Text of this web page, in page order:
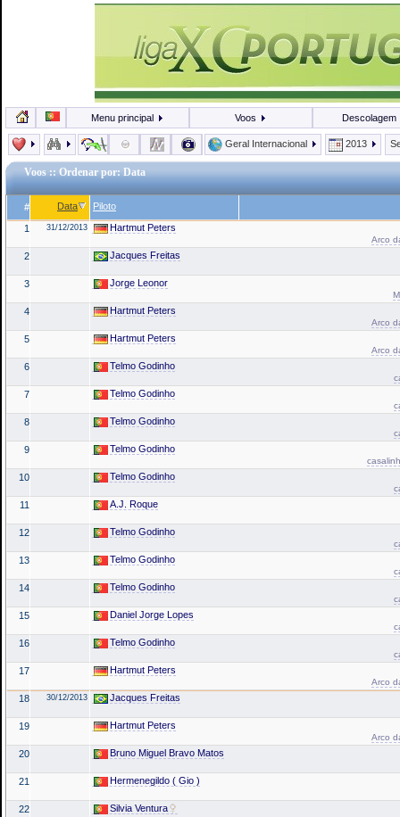
Menu principal Voos Descolagem
Geral Internacional 2013
Voos :: Ordenar por: Data
# Data Piloto
1 31/12/2013 Hartmut Peters
Arco
2 Jacques Freitas
3 Jorge Leonor
4 Hartmut Peters
Arco
5 Hartmut Peters
Arco
6 Telmo Godinho
7 Telmo Godinho
8 Telmo Godinho
9 Telmo Godinho
10 Telmo Godinho
11 A.J. Roque
12 Telmo Godinho
13 Telmo Godinho
14 Telmo Godinho
15 Daniel Jorge Lopes
16 Telmo Godinho
17 Hartmut Peters
Arco
18 30/12/2013 Jacques Freitas
19 Hartmut Peters
Arco
20 Bruno Miguel Bravo Matos
21 Hermenegildo ( Gio )
22 Silvia Ventura